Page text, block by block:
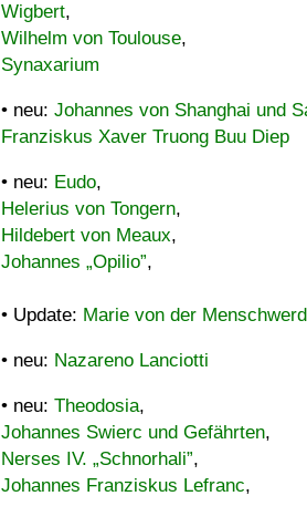
Wigbert,
Wilhelm von Toulouse,
Synaxarium
• neu: Johannes von Shanghai und
Franziskus Xaver Truong Buu Diep
• neu: Eudo,
Helerius von Tongern,
Hildebert von Meaux,
Johannes „Opilio”,
• Update: Marie von der
• neu: Nazareno Lanciotti
• neu: Theodosia,
Johannes Swierc und Gefährten,
Nerses IV. „Schnorhali”,
Johannes Franziskus Lefranc,